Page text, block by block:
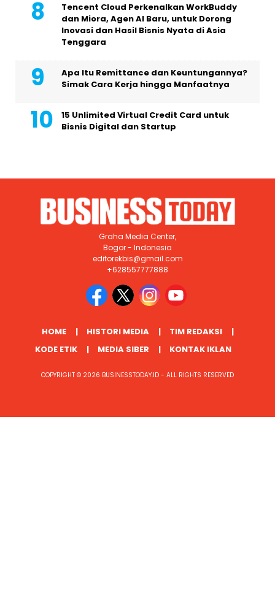
Tencent Cloud Perkenalkan WorkBuddy
dan Miora, Agen AI Baru, untuk Dorong
Inovasi dan Hasil Bisnis Nyata di Asia
Tenggara
Apa Itu Remittance dan Keuntungannya?
Simak Cara Kerja hingga Manfaatnya
15 Unlimited Virtual Credit Card untuk
Bisnis Digital dan Startup
Graha Media Center,
Bogor - Indonesia
editorekbis@gmail.com
+628557777888
HOME HISTORI MEDIA
TIM REDAKSI
KODE ETIK
MEDIA SIBER KONTAK IKLAN
COPYRIGHT © 2026 BUSINESSTODAY.ID - ALL RIGHTS RESERVED